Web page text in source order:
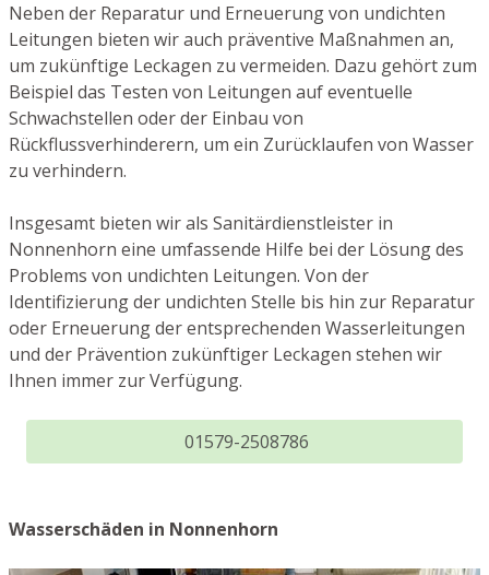
Neben der Reparatur und Erneuerung von undichten
Leitungen bieten wir auch präventive Maßnahmen an,
um zukünftige Leckagen zu vermeiden. Dazu gehört zum
Beispiel das Testen von Leitungen auf eventuelle
Schwachstellen oder der Einbau von
Rückflussverhinderern, um ein Zurücklaufen von Wasser
zu verhindern.
Insgesamt bieten wir als Sanitärdienstleister in
Nonnenhorn eine umfassende Hilfe bei der Lösung des
Problems von undichten Leitungen. Von der
Identifizierung der undichten Stelle bis hin zur Reparatur
oder Erneuerung der entsprechenden Wasserleitungen
und der Prävention zukünftiger Leckagen stehen wir
Ihnen immer zur Verfügung.
01579-2508786
Wasserschäden in Nonnenhorn